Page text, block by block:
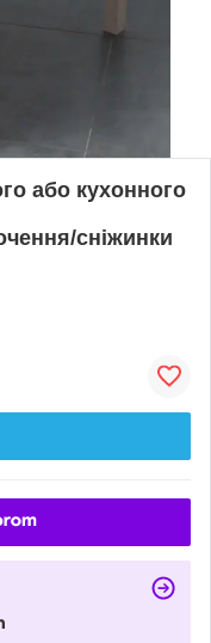
або кухонного
сніжинки